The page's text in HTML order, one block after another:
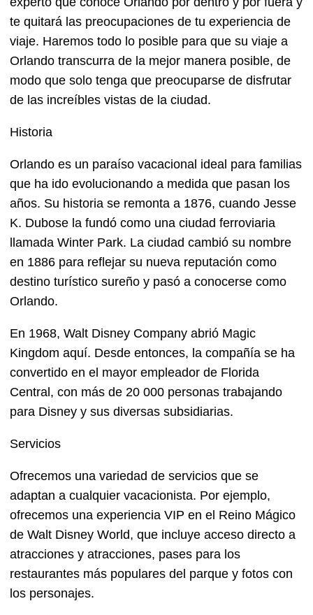
te quitará las preocupaciones de tu experiencia de
viaje. Haremos todo lo posible para que su viaje a
Orlando transcurra de la mejor manera posible, de
modo que solo tenga que preocuparse de disfrutar
de las increíbles vistas de la ciudad.
Historia
Orlando es un paraíso vacacional ideal para familias
que ha ido evolucionando a medida que pasan los
años. Su historia se remonta a 1876, cuando Jesse
K. Dubose la fundó como una ciudad ferroviaria
llamada Winter Park. La ciudad cambió su nombre
en 1886 para reflejar su nueva reputación como
destino turístico sureño y pasó a conocerse como
Orlando.
En 1968, Walt Disney Company abrió Magic
Kingdom aquí. Desde entonces, la compañía se ha
convertido en el mayor empleador de Florida
Central, con más de 20 000 personas trabajando
para Disney y sus diversas subsidiarias.
Servicios
Ofrecemos una variedad de servicios que se
adaptan a cualquier vacacionista. Por ejemplo,
ofrecemos una experiencia VIP en el Reino Mágico
de Walt Disney World, que incluye acceso directo a
atracciones y atracciones, pases para los
restaurantes más populares del parque y fotos con
los personajes.